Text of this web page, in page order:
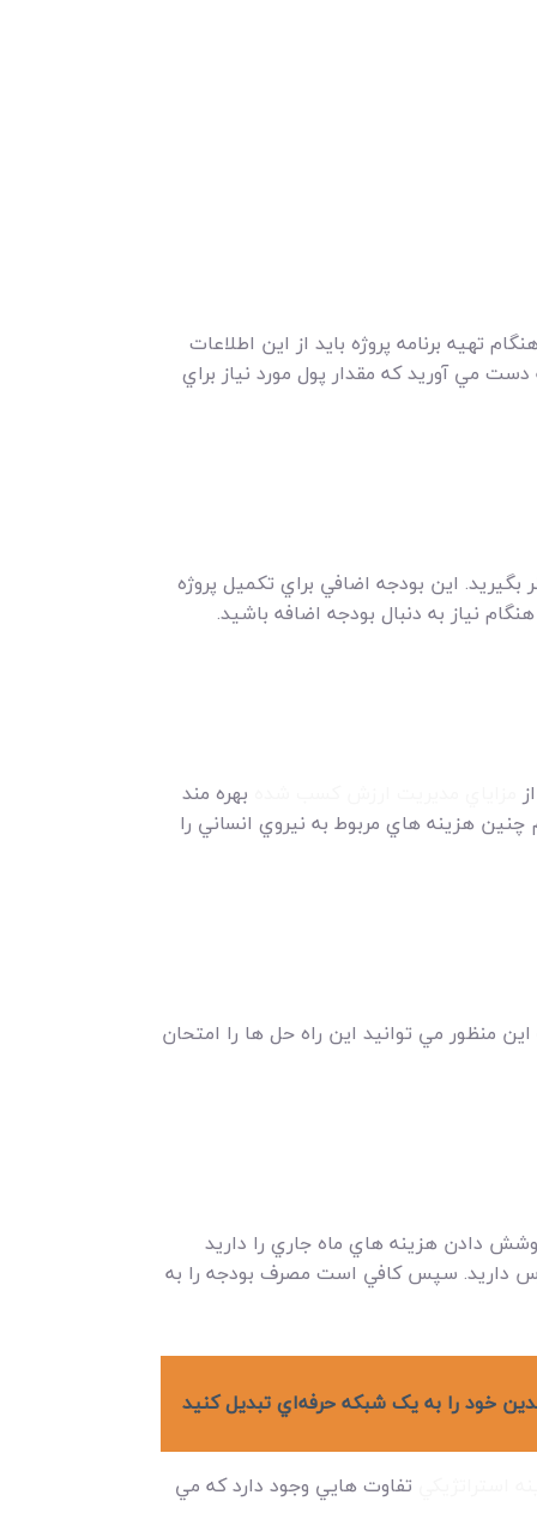
تهيه برنامه پروژه بايد از اين اطلاعات
مي آوريد که مقدار پول مورد نياز براي
اين بودجه اضافي براي تکميل پروژه
نياز به دنبال بودجه اضافه باشيد.
بهره مند
هزينه هاي مربوط به نيروي انساني را
منظور مي توانيد اين راه حل ها را امتحان
دادن هزينه هاي ماه جاري را داريد
داريد. سپس کافي است مصرف بودجه را به
خود را به يک شبکه حرفه‌اي تبديل کنيد
تفاوت هايي وجود دارد که مي